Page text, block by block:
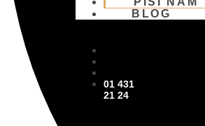
BLOG
01 431
21 24